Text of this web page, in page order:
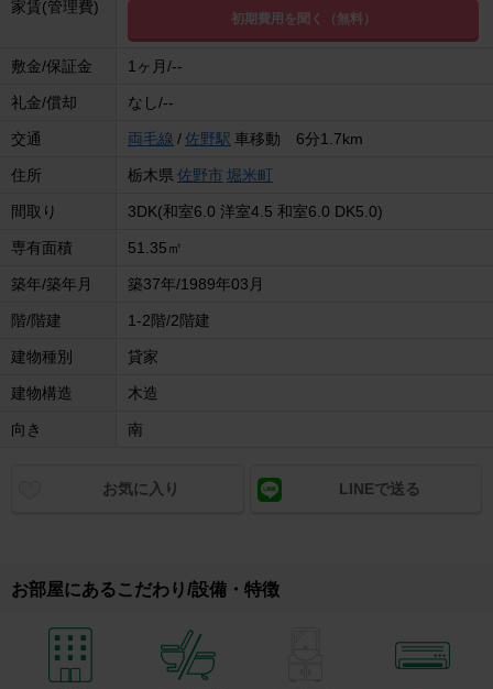
家賃(管理費)
初期費用を聞く（無料）
敷金/保証金 1ヶ月/--
礼金/償却 なし/--
交通 両毛線 /佐野駅 車移動 6分1.7km
住所 栃木県 佐野市 堀米町
間取り 3DK(和室6.0 洋室4.5 和室6.0 DK5.0)
専有面積 51.35㎡
築年/築年月 築37年/1989年03月
階/階建 1-2階/2階建
建物種別 貸家
建物構造 木造
向き 南
お気に入り LINEで送る
お部屋にあるこだわり/設備・特徴